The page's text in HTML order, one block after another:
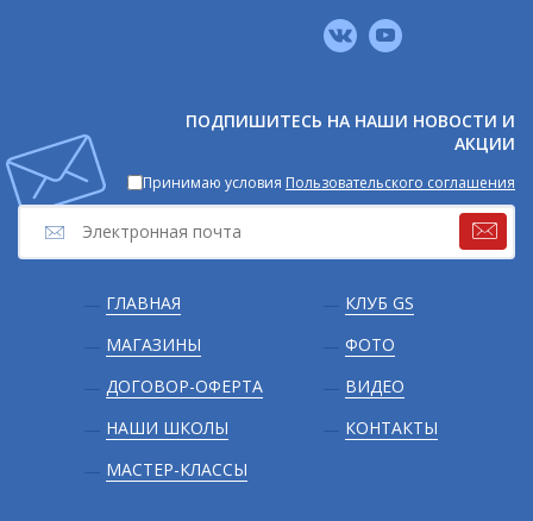
Подвал
ГЛАВНАЯ
МАГАЗИНЫ
ДОГОВОР-ОФЕРТА
НАШИ ШКОЛЫ
МАСТЕР-КЛАССЫ
КЛУБ GS
ФОТО
ВИДЕО
КОНТАКТЫ
ПОДПИШИТЕСЬ НА НАШИ НОВОСТИ И
АКЦИИ
Принимаю условия Пользовательского соглашения